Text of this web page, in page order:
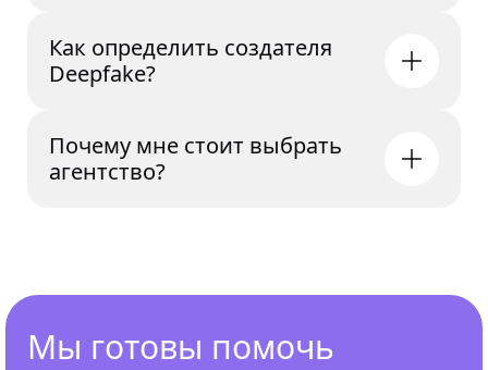
Как определить создателя
Deepfake?
Почему мне стоит выбрать
агентство?
Мы готовы помочь